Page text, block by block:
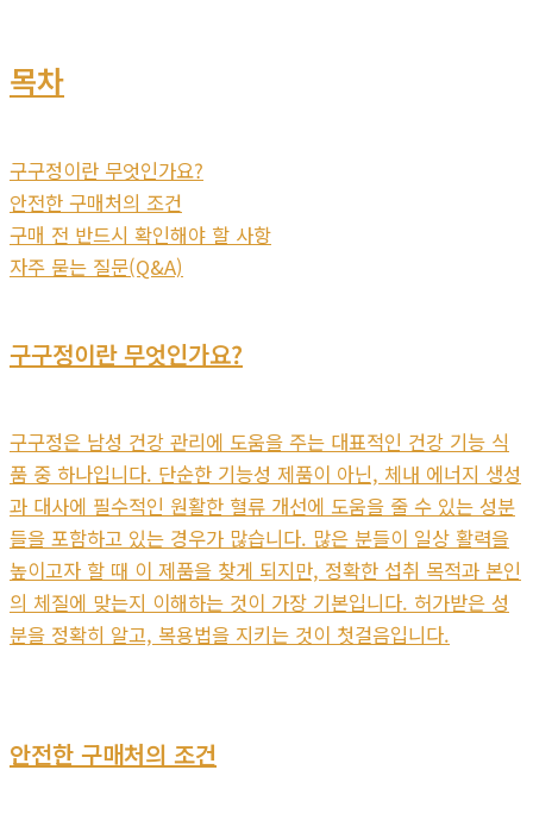
목차
구구정이란 무엇인가요?
안전한 구매처의 조건
구매 전 반드시 확인해야 할 사항
자주 묻는 질문(Q&A)
구구정이란 무엇인가요?
구구정은 남성 건강 관리에 도움을 주는 대표적인 건강 기능 식
품 중 하나입니다. 단순한 기능성 제품이 아닌, 체내 에너지 생성
과 대사에 필수적인 원활한 혈류 개선에 도움을 줄 수 있는 성분
들을 포함하고 있는 경우가 많습니다. 많은 분들이 일상 활력을
높이고자 할 때 이 제품을 찾게 되지만, 정확한 섭취 목적과 본인
의 체질에 맞는지 이해하는 것이 가장 기본입니다. 허가받은 성
분을 정확히 알고, 복용법을 지키는 것이 첫걸음입니다.
안전한 구매처의 조건